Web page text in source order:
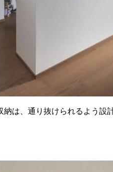
は、通り抜けられるよう